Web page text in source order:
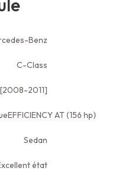
Benz
C-Class
2011]
AT (156 hp)
Sedan
état